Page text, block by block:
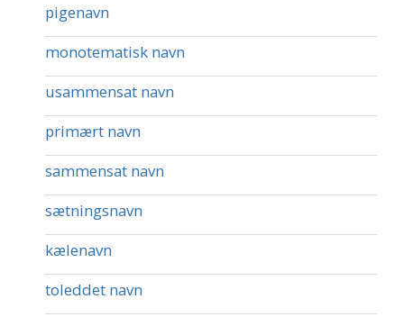
pigenavn
monotematisk navn
usammensat navn
primært navn
sammensat navn
sætningsnavn
kælenavn
toleddet navn